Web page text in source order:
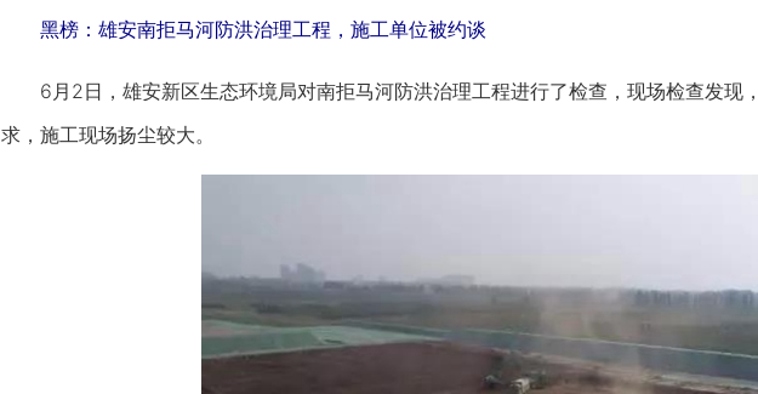
黑榜：雄安南拒马河防洪治理工程，施工单位被约谈
6月2日，雄安新区生态环境局对南拒马河防洪治理工程进行了检查，现场检查发现
求，施工现场扬尘较大。